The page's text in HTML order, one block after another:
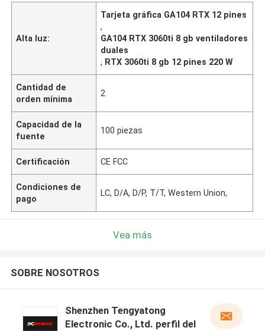
Alta luz:
Tarjeta gráfica GA104 RTX 12 pines
,
GA104 RTX 3060ti 8 gb ventiladores
duales
, RTX 3060ti 8 gb 12 pines 220 W
Cantidad de
orden mínima
2
Capacidad de la
fuente
100 piezas
Certificación CE FCC
Condiciones de
pago
LC, D/A, D/P, T/T, Western Union,
Vea más
SOBRE NOSOTROS
Shenzhen Tengyatong
Electronic Co., Ltd. perfil del